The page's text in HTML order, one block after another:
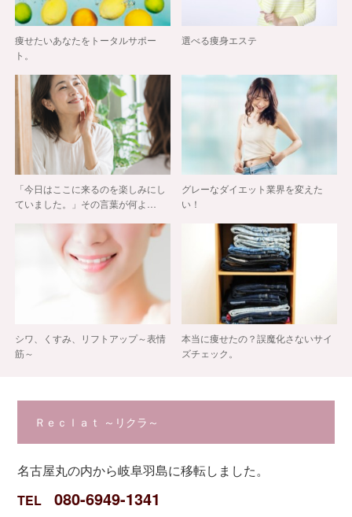
痩せたいあなたをトータルサポー
ト。
選べる痩身エステ
「今日はここに来るのを楽しみにし
ていました。」その言葉が何よ…
グレーなダイエット業界を変えた
い！
シワ、くすみ、リフトアップ～表情
筋～
本当に痩せたの？誤魔化さないサイ
ズチェック。
Ｒｅｃｌａｔ ～リクラ～
名古屋丸の内から岐阜羽島に移転しました。
TEL
080-6949-1341